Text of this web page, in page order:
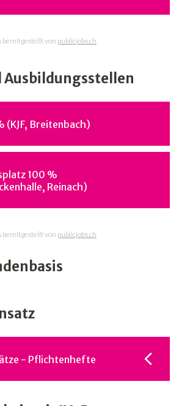
bereitgestellt von publicjobs.ch
Ausbildungsstellen
(KJF, Breitenbach)
100 %
Reinach)
bereitgestellt von publicjobs.ch
- Pflichtenhefte